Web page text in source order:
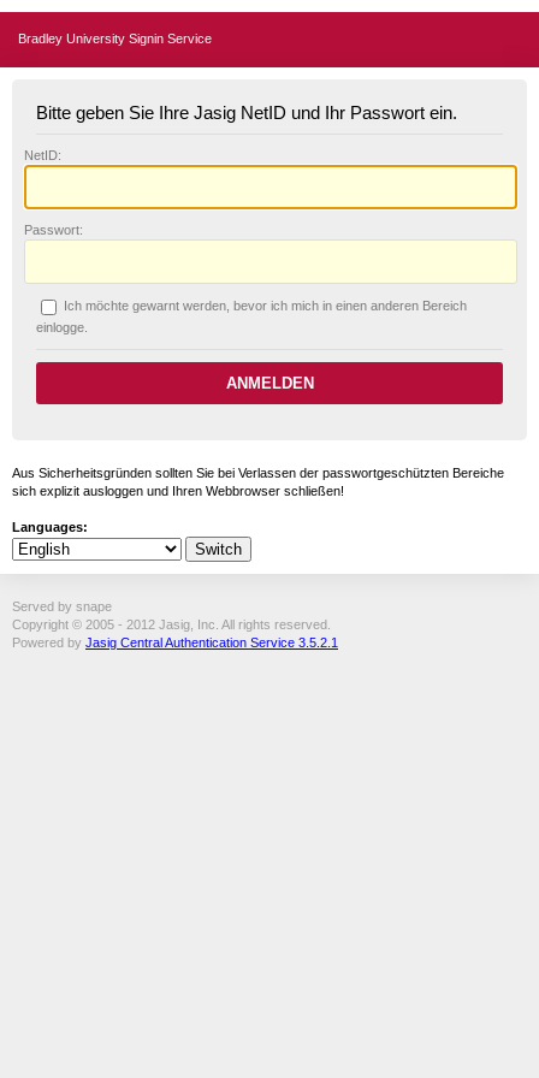
Bradley University Signin Service
Bitte geben Sie Ihre Jasig NetID und Ihr Passwort ein.
NetID:
Passwort:
Ich möchte gewarnt werden, bevor ich mich in einen anderen Bereich
einlogge.
Aus Sicherheitsgründen sollten Sie bei Verlassen der passwortgeschützten Bereiche
sich explizit ausloggen und Ihren Webbrowser schließen!
Languages:
Served by snape
Copyright © 2005 - 2012 Jasig, Inc. All rights reserved.
Powered by Jasig Central Authentication Service 3.5.2.1